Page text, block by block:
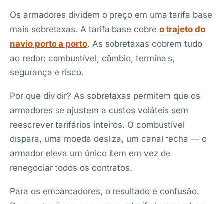
Os armadores dividem o preço em uma tarifa base
mais sobretaxas. A tarifa base cobre o trajeto do
navio porto a porto. As sobretaxas cobrem tudo
ao redor: combustível, câmbio, terminais,
segurança e risco.
Por que dividir? As sobretaxas permitem que os
armadores se ajustem a custos voláteis sem
reescrever tarifários inteiros. O combustível
dispara, uma moeda desliza, um canal fecha — o
armador eleva um único item em vez de
renegociar todos os contratos.
Para os embarcadores, o resultado é confusão.